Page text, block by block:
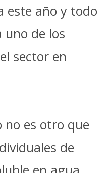
este año y todo
uno de los
sector en
no es otro que
de